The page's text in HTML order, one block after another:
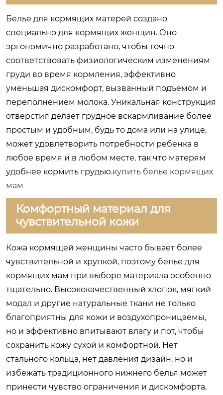
Белье для кормящих матерей создано
специально для кормящих женщин. Оно
эргономично разработано, чтобы точно
соответствовать физиологическим изменениям
груди во время кормления, эффективно
уменьшая дискомфорт, вызванный подъемом и
переполнением молока. Уникальная конструкция
отверстия делает грудное вскармливание более
простым и удобным, будь то дома или на улице,
может удовлетворить потребности ребенка в
любое время и в любом месте, так что матерям
удобнее кормить грудью.купить белье кормящих
мам
Комфортный материал для
чувствительной кожи
Кожа кормящей женщины часто бывает более
чувствительной и хрупкой, поэтому белье для
кормящих мам при выборе материала особенно
тщательно. Высококачественный хлопок, мягкий
модал и другие натуральные ткани не только
благоприятны для кожи и воздухопроницаемы,
но и эффективно впитывают влагу и пот, чтобы
сохранить кожу сухой и комфортной. Нет
стального кольца, нет давления дизайн, но и
избежать традиционного нижнего белья может
принести чувство ограничения и дискомфорта,